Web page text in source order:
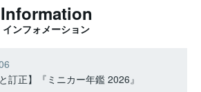
Information
インフォメーション
訂正】『ミニカー年鑑 2026』